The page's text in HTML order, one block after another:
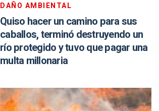
DAÑO AMBIENTAL
Quiso hacer un camino para sus
caballos, terminó destruyendo un
río protegido y tuvo que pagar una
multa millonaria